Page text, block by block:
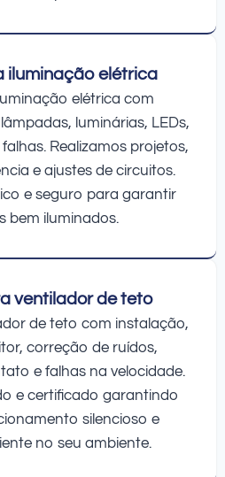
iluminação elétrica
elétrica com
luminárias, LEDs,
Realizamos projetos,
e ajustes de circuitos.
e seguro para garantir
bem iluminados.
ventilador de teto
de teto com instalação,
correção de ruídos,
e falhas na velocidade.
e certificado garantindo
silencioso e
no seu ambiente.